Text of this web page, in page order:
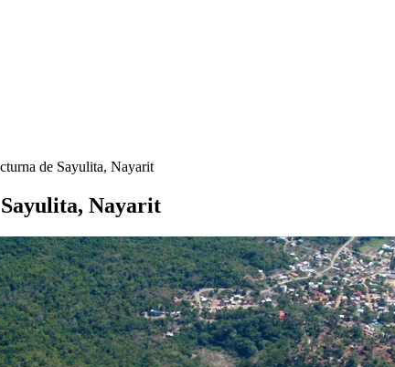
de Sayulita, Nayarit
Nayarit